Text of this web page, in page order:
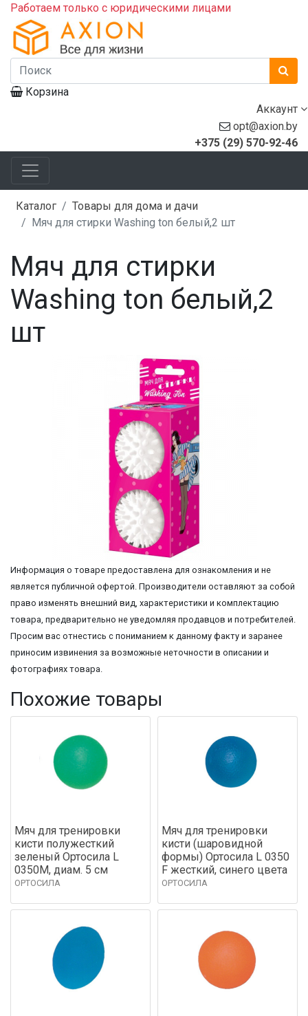
Работаем только с юридическими лицами
Корзина
Аккаунт
opt@axion.by
+375 (29) 570-92-46
Каталог
Товары для дома и дачи
Мяч для стирки Washing ton белый,2 шт
Мяч для стирки
Washing ton белый,2
шт
Информация о товаре предоставлена для ознакомления и не
является публичной офертой. Производители оставляют за собой
право изменять внешний вид, характеристики и комплектацию
товара, предварительно не уведомляя продавцов и потребителей.
Просим вас отнестись с пониманием к данному факту и заранее
приносим извинения за возможные неточности в описании и
фотографиях товара.
Похожие товары
Мяч для тренировки
кисти полужесткий
зеленый Ортосила L
0350М, диам. 5 см
ОРТОСИЛА
Мяч для тренировки
кисти (шаровидной
формы) Ортосила L 0350
F жесткий, синего цвета
ОРТОСИЛА